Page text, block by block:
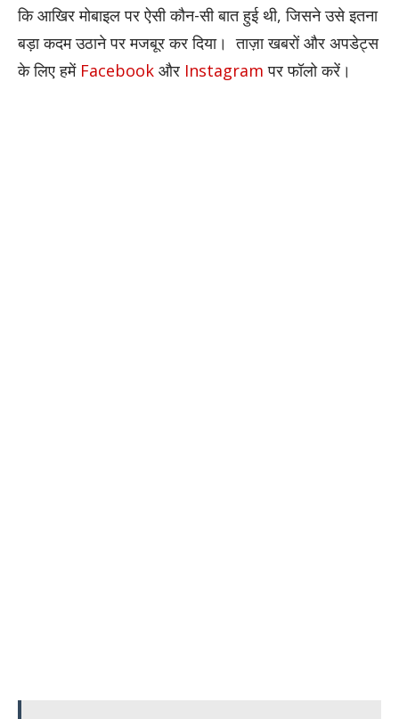
कि आखिर मोबाइल पर ऐसी कौन-सी बात हुई थी, जिसने उसे इतना
बड़ा कदम उठाने पर मजबूर कर दिया। ताज़ा खबरों और अपडेट्स
के लिए हमें Facebook और Instagram पर फॉलो करें।